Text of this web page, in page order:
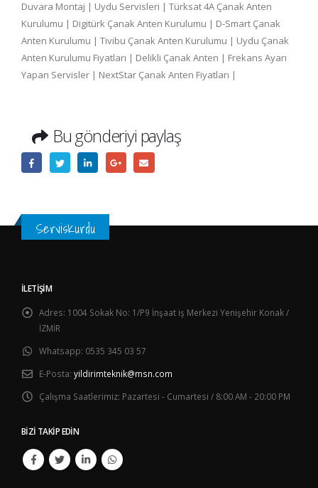
Duvara Montaj | Uydu Servisleri | Türksat 4A Çanak Anten
Kurulumu | Digitürk Çanak Anten Kurulumu | D-Smart Çanak
Anten Kurulumu | Tivibu Çanak Anten Kurulumu | Uydu Çanak
Anten Kurulumu Fiyatları | Delikli Çanak Anten | Frekans Ayarı
Yapan Servisler | NextStar Çanak Anten Fiyatları |
Bu gönderiyi paylaş
ServisKurdu
İLETIŞIM
Adres: 1004 Sokak No: 1/P9 İnşaat iş Merkezi Yenişehir Konak /
İZMİR
Whatsapp: 0535 345 03 57
E-Posta: yildirimteknik@msn.com
Çalışma Saatlerimiz: Pazartesi - Cumartesi / 8:00 AM - 20:00 PM
BIZI TAKIP EDIN